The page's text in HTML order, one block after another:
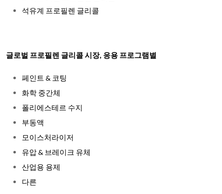
석유계 프로필렌 글리콜
글로벌 프로필렌 글리콜 시장, 응용 프로그램별
페인트 & 코팅
화학 중간체
폴리에스테르 수지
부동액
모이스처라이저
유압 & 브레이크 유체
산업용 용제
다른